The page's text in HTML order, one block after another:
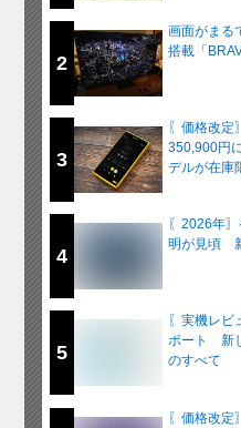
2
画面がまる
搭載「
3
〖価格改定
350,900円
デルが在庫
4
〖2026年
明が見頃
5
〖実機レビ
ポート 新
のすべて
〖価格改定